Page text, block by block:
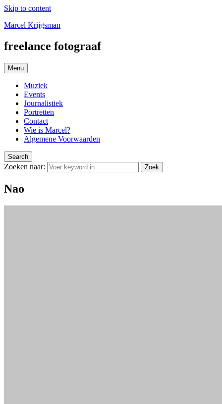
Skip to content
Marcel Krijgsman
freelance fotograaf
Menu
Muziek
Events
Journalistiek
Portretten
Contact
Wie is Marcel?
Algemene Voorwaarden
Search
Zoeken naar: Zoek
Nao